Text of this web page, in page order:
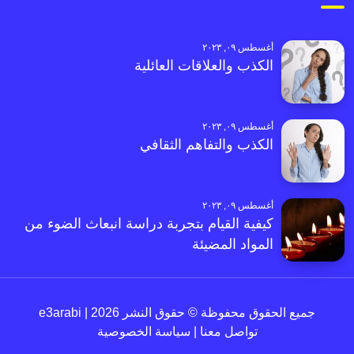
أغسطس ٠٩, ٢٠٢٣
الكذب والعلاقات العائلية
أغسطس ٠٩, ٢٠٢٣
الكذب والتفاهم الثقافي
أغسطس ٠٩, ٢٠٢٣
كيفية القيام بتجربة دراسة انبعاث الضوء من
المواد المضيئة
جميع الحقوق محفوظة © حقوق النشر 2026 | e3arabi
تواصل معنا
سياسة الخصوصية